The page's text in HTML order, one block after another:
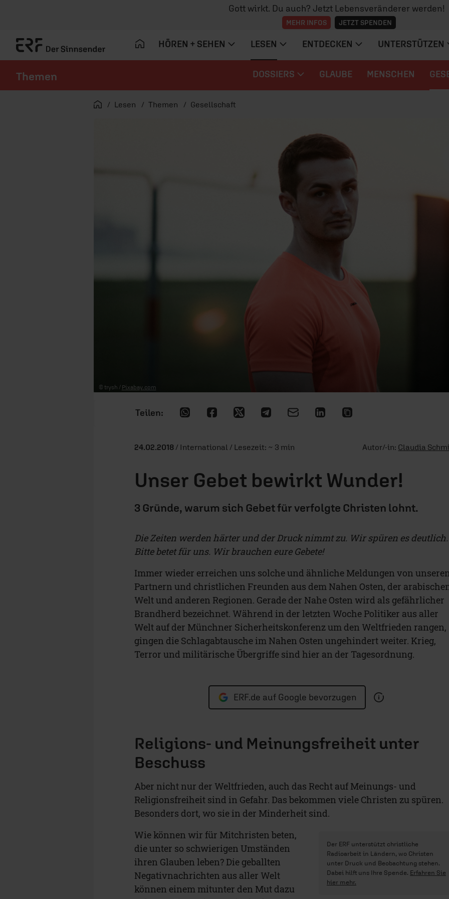
Gott wirkt. Du auch? Jetzt Lebensveränderer werden!
MEHR INFOS JETZT SPENDEN
HÖREN + SEHEN LESEN ENTDECKEN UNTERSTÜTZEN
Themen DOSSIERS GLAUBE MENSCHEN
Startseite
Lesen Themen Gesellschaft
© trysh / Pixabay.com
24.02.2018 / International / Lesezeit: ~ 3 min Autor/-in: Claudia
Unser Gebet bewirkt Wunder!
3 Gründe, warum sich Gebet für verfolgte Christen lohnt.
Die Zeiten werden härter und der Druck nimmt zu. Wir spüren es deutlich.
Bitte betet für uns. Wir brauchen eure Gebete!
Immer wieder erreichen uns solche und ähnliche Meldungen von
Partnern und christlichen Freunden aus dem Nahen Osten, der
Welt und anderen Regionen. Gerade der Nahe Osten wird als gefährlicher
Brandherd bezeichnet. Während in der letzten Woche Politiker aus aller
Welt auf der Münchner Sicherheitskonferenz um den Weltfrieden rangen,
gingen die Schlagabtausche im Nahen Osten ungehindert weiter. Krieg,
Terror und militärische Übergriffe sind hier an der Tagesordnung.
ERF.de auf Google bevorzugen
Religions- und Meinungsfreiheit unter
Beschuss
Aber nicht nur der Weltfrieden, auch das Recht auf Meinungs- und
Religionsfreiheit sind in Gefahr. Das bekommen viele Christen zu spüren.
Besonders dort, wo sie in der Minderheit sind.
Der ERF unterstützt christliche
Radioarbeit in Ländern, wo Christen
unter Druck und Beobachtung stehen.
Dabei hilft uns Ihre Spende. Erfahren Sie
hier mehr.
Wie können wir für Mitchristen beten,
die unter so schwierigen Umständen
ihren Glauben leben? Die geballten
Negativnachrichten aus aller Welt
können einem mitunter den Mut dazu